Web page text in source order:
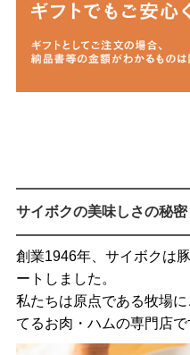
サイボクの美味しさの秘密
創業1946年、サイボクは
ートしました。
私たちは原点である牧場
てるお肉・ハムの専門店で